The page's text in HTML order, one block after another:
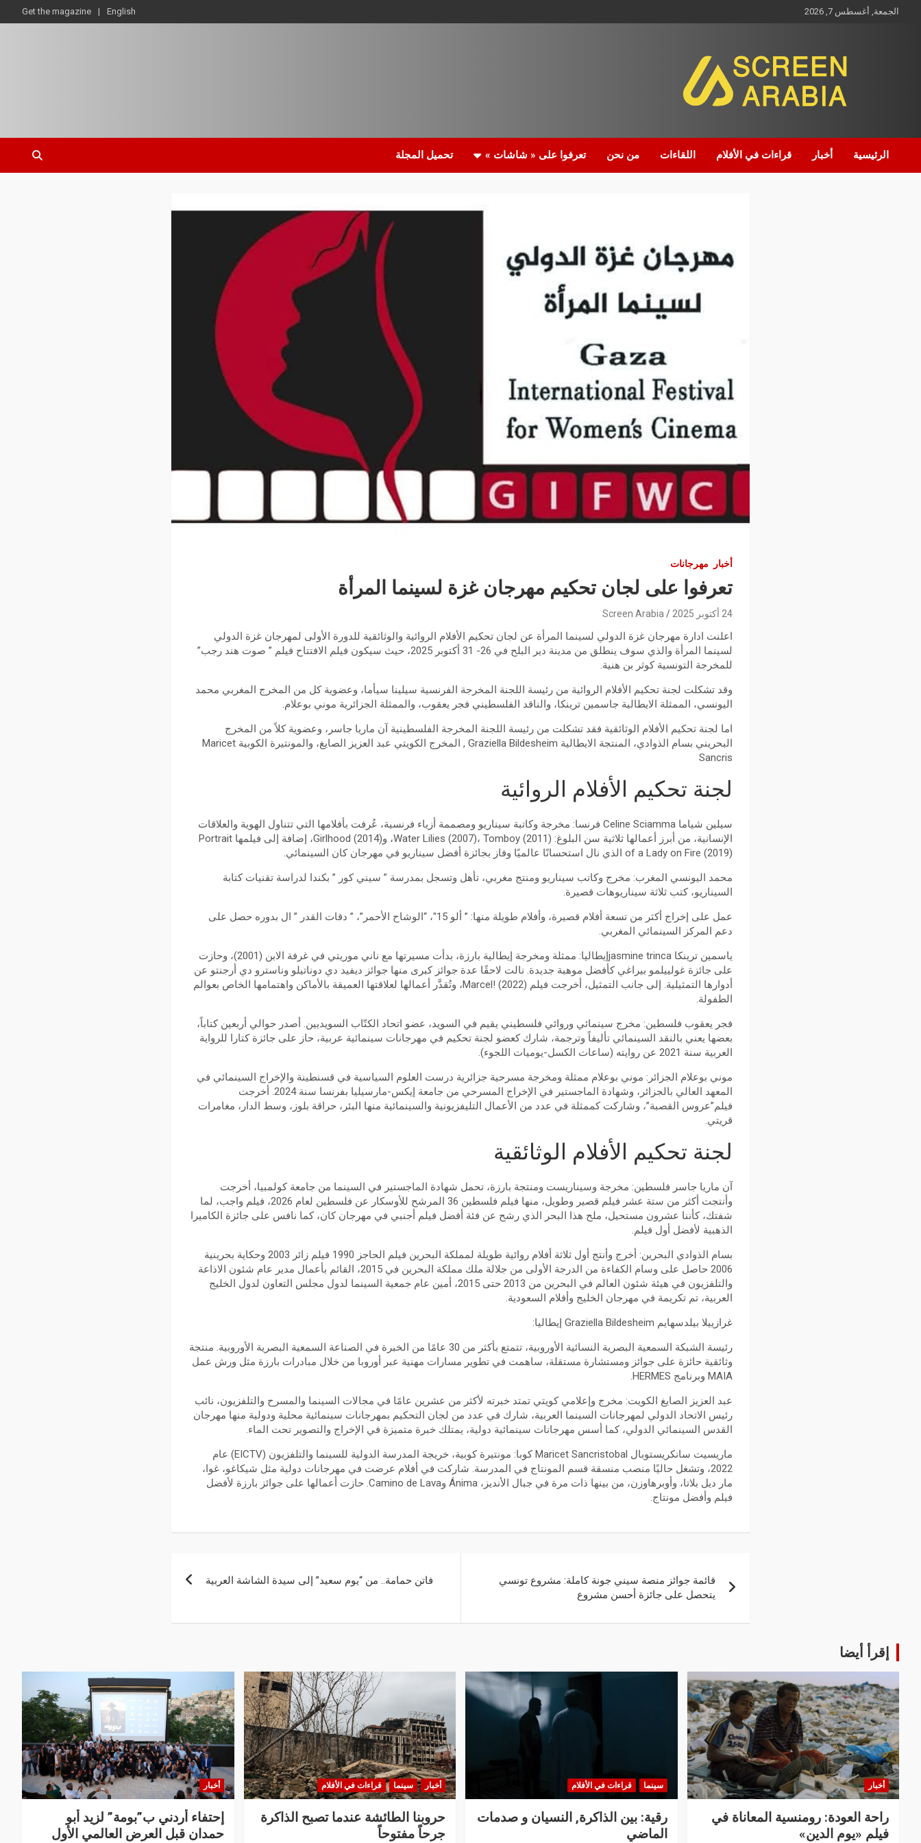
الجمعة, أغسطس 7, 2026 English
Get the magazine
Screen Arabia
الرئيسية أخبار قراءات في الأفلام اللقاءات من نحن تعرفوا على « شاشات » تحميل المجلة
أخبار مهرجانات
تعرفوا على لجان تحكيم مهرجان غزة لسينما المرأة
24 أكتوبر 2025 Screen Arabia
اعلنت ادارة مهرجان غزة الدولي لسينما المرأة عن لجان تحكيم الأفلام الروائية والوثائقية للدورة الأولى لمهرجان غزة الدولي
لسينما المرأة والذي سوف ينطلق من مدينة دير البلح في 26- 31 أكتوبر 2025، حيث سيكون فيلم الافتتاح فيلم ” صوت هند رجب”
للمخرجة التونسية كوثر بن هنية.
وقد تشكلت لجنة تحكيم الأفلام الروائية من رئيسة اللجنة المخرجة الفرنسية سيلينا سيأما، وعضوية كل من المخرج المغربي محمد
اليونسي، الممثلة الايطالية جاسمين ترينكا، والناقد الفلسطيني فجر يعقوب، والممثلة الجزائرية موني بوعلام.
اما لجنة تحكيم الأفلام الوثائقية فقد تشكلت من رئيسة اللجنة المخرجة الفلسطينية آن ماريا جاسر، وعضوية كلاً من المخرج
البحريني بسام الذوادي، المنتجة الايطالية Graziella Bildesheim , المخرج الكويتي عبد العزيز الصايغ، والمونتيرة الكوبية Maricet
Sancris
لجنة تحكيم الأفلام الروائية
سيلين شياما Celine Sciamma فرنسا: مخرجة وكاتبة سيناريو ومصممة أزياء فرنسية، عُرفت بأفلامها التي تتناول الهوية والعلاقات
الإنسانية، من أبرز أعمالها ثلاثية سن البلوغ: Water Lilies (2007)، Tomboy (2011)، وGirlhood (2014)، إضافة إلى فيلمها Portrait
of a Lady on Fire (2019) الذي نال استحسانًا عالميًا وفاز بجائزة أفضل سيناريو في مهرجان كان السينمائي.
محمد اليونسي المغرب: مخرج وكاتب سيناريو ومنتج مغربي، تأهل وتسجل بمدرسة ” سيني كور ” بكندا لدراسة تقنيات كتابة
السيناريو، كتب ثلاثة سيناريوهات قصيرة.
عمل على إخراج أكثر من تسعة أفلام قصيرة، وأفلام طويلة منها: ” ألو 15″، “الوشاح الأحمر”، ” دقات القدر ” ال بدوره حصل على
دعم المركز السينمائي المغربي.
ياسمين ترينكا jasmine trincaإيطاليا: ممثلة ومخرجة إيطالية بارزة، بدأت مسيرتها مع ناني موريتي في غرفة الابن (2001)، وحازت
على جائزة غولييلمو بيراغي كأفضل موهبة جديدة. نالت لاحقًا عدة جوائز كبرى منها جوائز ديفيد دي دوناتيلو وناسترو دي أرجنتو عن
أدوارها التمثيلية. إلى جانب التمثيل، أخرجت فيلم Marcel! (2022)، وتُقدَّر أعمالها لعلاقتها العميقة بالأماكن واهتمامها الخاص بعوالم
الطفولة.
فجر يعقوب فلسطين: مخرج سينمائي وروائي فلسطيني يقيم في السويد، عضو اتحاد الكتّاب السويديين. أصدر حوالي أربعين كتاباً،
بعضها يعني بالنقد السينمائي تأليفاً وترجمة، شارك كعضو لجنة تحكيم في مهرجانات سينمائية عربية، حاز على جائزة كتارا للرواية
العربية سنة 2021 عن روايته (ساعات الكسل-يوميات اللجوء).
موني بوعلام الجزائر: موني بوعلام ممثلة ومخرجة مسرحية جزائرية درست العلوم السياسية في قسنطينة والإخراج السينمائي في
المعهد العالي بالجزائر، وشهادة الماجستير في الإخراج المسرحي من جامعة إيكس-مارسيليا بفرنسا سنة 2024. أخرجت
فيلم”عروس القصبة”، وشاركت كممثلة في عدد من الأعمال التليفزيونية والسينمائية منها البئر، حراقة بلوز، وسط الدار، مغامرات
قريتي.
لجنة تحكيم الأفلام الوثائقية
آن ماريا جاسر فلسطين: مخرجة وسيناريست ومنتجة بارزة، تحمل شهادة الماجستير في السينما من جامعة كولمبيا، أخرجت
وأنتجت أكثر من ستة عشر فيلم قصير وطويل، منها فيلم فلسطين 36 المرشح للأوسكار عن فلسطين لعام 2026، فيلم واجب، لما
شفتك، كأننا عشرون مستحيل، ملح هذا البحر الذي رشح عن فئة أفضل فيلم أجنبي في مهرجان كان، كما نافس على جائزة الكاميرا
الذهبية لأفضل أول فيلم.
بسام الذوادي البحرين: أخرج وأنتج أول ثلاثة أفلام روائية طويلة لمملكة البحرين فيلم الحاجز 1990 فيلم زائر 2003 وحكاية بحرينية
2006 حاصل على وسام الكفاءة من الدرجة الأولى من جلالة ملك مملكة البحرين في 2015، القائم بأعمال مدير عام شئون الاذاعة
والتلفزيون في هيئة شئون العالم في البحرين من 2013 حتى 2015، أمين عام جمعية السينما لدول مجلس التعاون لدول الخليج
العربية، تم تكريمة في مهرجان الخليج وأفلام السعودية.
غرازييلا بيلدسهايم Graziella Bildesheim إيطاليا:
رئيسة الشبكة السمعية البصرية النسائية الأوروبية، تتمتع بأكثر من 30 عامًا من الخبرة في الصناعة السمعية البصرية الأوروبية. منتجة
وثائقية حائزة على جوائز ومستشارة مستقلة، ساهمت في تطوير مسارات مهنية عبر أوروبا من خلال مبادرات بارزة مثل ورش عمل
MAIA وبرنامج HERMES.
عبد العزيز الصايغ الكويت: مخرج وإعلامي كويتي تمتد خبرته لأكثر من عشرين عامًا في مجالات السينما والمسرح والتلفزيون، نائب
رئيس الاتحاد الدولي لمهرجانات السينما العربية، شارك في عدد من لجان التحكيم بمهرجانات سينمائية محلية ودولية منها مهرجان
القدس السينمائي الدولي، كما أسس مهرجانات سينمائية دولية، يمتلك خبرة متميزة في الإخراج والتصوير تحت الماء.
ماريسيت سانكريستوبال Maricet Sancristobal كوبا: مونتيرة كوبية، خريجة المدرسة الدولية للسينما والتلفزيون (EICTV) عام
2022، وتشغل حاليًا منصب منسقة قسم المونتاج في المدرسة. شاركت في أفلام عرضت في مهرجانات دولية مثل شيكاغو، غوا،
مار ديل بلاتا، وأوبرهاوزن، من بينها ذات مرة في جبال الأنديز، Ánima وCamino de Lava. حازت أعمالها على جوائز بارزة لأفضل
فيلم وأفضل مونتاج.
قائمة جوائز منصة سيني جونة كاملة: مشروع تونسي
يتحصل على جائزة أحسن مشروع
فاتن حمامة.. من “يوم سعيد” إلى سيدة الشاشة العربية
إقرأ أيضا
أخبار
راحة العودة: رومنسية المعاناة في
فيلم «يوم الدين»
سينما قراءات في الأفلام
رقية: بين الذاكرة, النسيان و صدمات
الماضي
أخبار سينما قراءات في الأفلام
حروبنا الطائشة عندما تصبح الذاكرة
جرحاً مفتوحاً
أخبار
إحتفاء أردني ب”بومة” لزيد أبو
حمدان قبل العرض العالمي الأول